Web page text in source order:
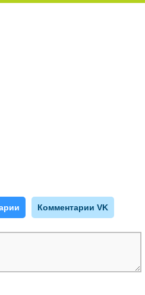
Комментарии VK